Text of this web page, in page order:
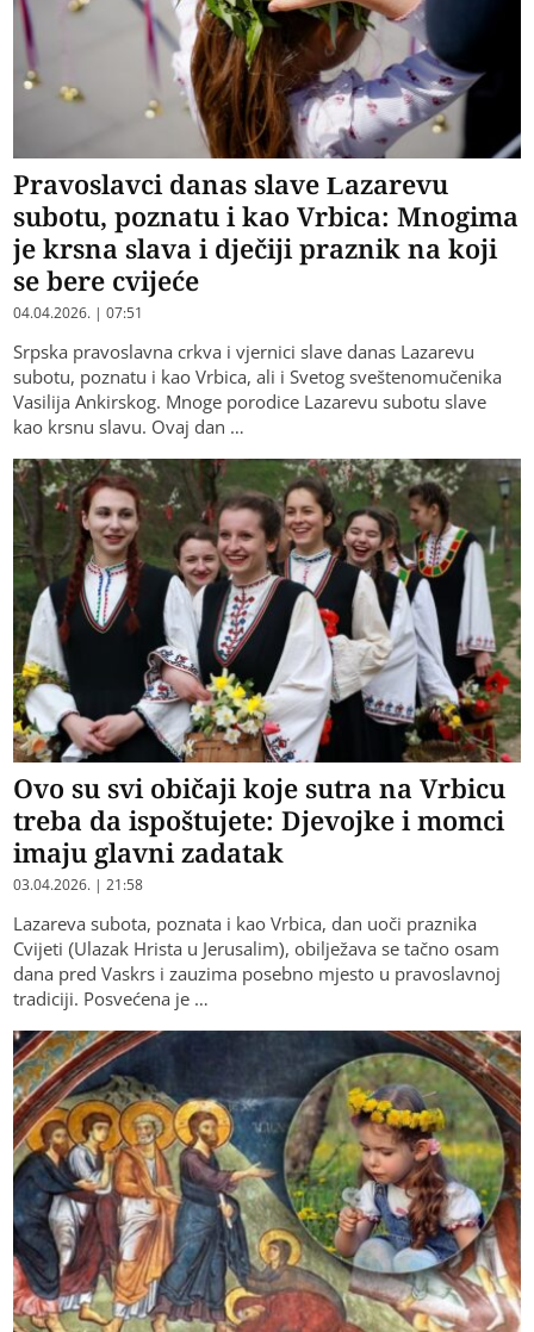
Pravoslavci danas slave Lazarevu
subotu, poznatu i kao Vrbica: Mnogima
je krsna slava i dječiji praznik na koji
se bere cvijeće
04.04.2026. | 07:51
Srpska pravoslavna crkva i vjernici slave danas Lazarevu
subotu, poznatu i kao Vrbica, ali i Svetog sveštenomučenika
Vasilija Ankirskog. Mnoge porodice Lazarevu subotu slave
kao krsnu slavu. Ovaj dan …
Ovo su svi običaji koje sutra na Vrbicu
treba da ispoštujete: Djevojke i momci
imaju glavni zadatak
03.04.2026. | 21:58
Lazareva subota, poznata i kao Vrbica, dan uoči praznika
Cvijeti (Ulazak Hrista u Jerusalim), obilježava se tačno osam
dana pred Vaskrs i zauzima posebno mjesto u pravoslavnoj
tradiciji. Posvećena je …